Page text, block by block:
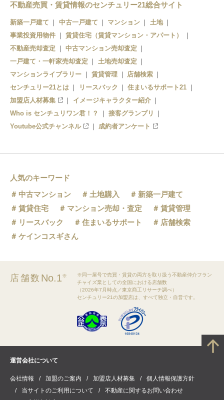
不動産売買・賃貸情報のセンチュリー21総合サイト
新築一戸建て 中古一戸建て マンション
土地
事業投資用物件
賃貸住宅（賃貸マンション・アパート）
不動産売却査定
中古マンション売却査定
一戸建て・一軒家売却査定
土地売却査定
マンションライブラリー
賃貸管理
店舗検索
センチュリー21とは
リースバック
住まいるサポート21
加盟店人材募集
イメージキャラクター紹介
Who is センチュリワン君！？
接客グランプリ
Youtube公式チャンネル
成約者アンケート
人気のキーワード
中古マンション
土地購入
新築一戸建て
賃貸住宅
マンション売却・査定
賃貸管理
リースバック
住まいるサポート
店舗検索
ケインコスギさん
店舗数 No.1※
※同一屋号で売買・賃貸の両方を取り扱う不動産仲介フラン
チャイズ業としての全国における店舗数
（2026年7月時点／東京商工リサーチ調べ）
センチュリー21の加盟店は、すべて独立・自営です。
運営会社について
会社情報 加盟のご案内 加盟店人材募集
個人情報保護方針
当サイトのご利用について
不動産に関するお問い合わせ